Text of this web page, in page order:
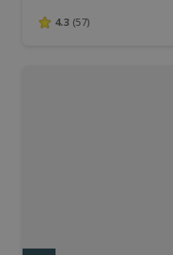
4.3 von 5 Sternen
4.3 (57)